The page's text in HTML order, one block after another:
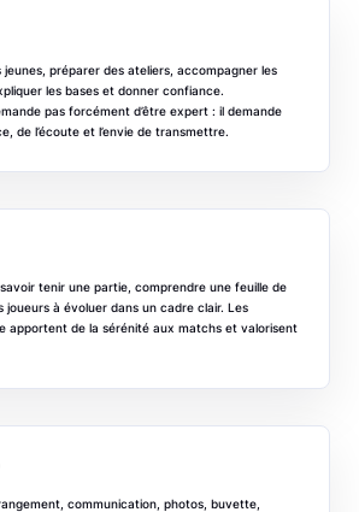
jeunes, préparer des ateliers, accompagner les
les bases et donner confiance.
pas forcément d’être expert : il demande
de l’écoute et l’envie de transmettre.
tenir une partie, comprendre une feuille de
joueurs à évoluer dans un cadre clair. Les
apportent de la sérénité aux matchs et valorisent
communication, photos, buvette,